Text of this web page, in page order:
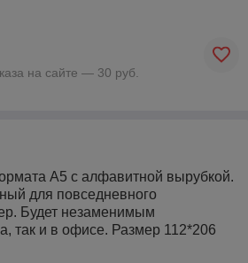
на сайте — 30 руб.
А5 с алфавитной вырубкой.
для повседневного
Будет незаменимым
так и в офисе. Размер 112*206